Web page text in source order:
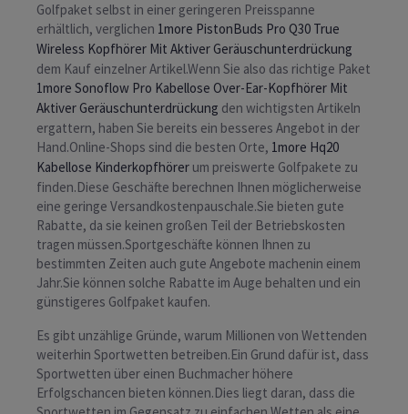
Golfpaket selbst in einer geringeren Preisspanne
erhältlich, verglichen 1more PistonBuds Pro Q30 True
Wireless Kopfhörer Mit Aktiver Geräuschunterdrückung
dem Kauf einzelner Artikel.Wenn Sie also das richtige Paket
1more Sonoflow Pro Kabellose Over-Ear-Kopfhörer Mit
Aktiver Geräuschunterdrückung den wichtigsten Artikeln
ergattern, haben Sie bereits ein besseres Angebot in der
Hand.Online-Shops sind die besten Orte, 1more Hq20
Kabellose Kinderkopfhörer um preiswerte Golfpakete zu
finden.Diese Geschäfte berechnen Ihnen möglicherweise
eine geringe Versandkostenpauschale.Sie bieten gute
Rabatte, da sie keinen großen Teil der Betriebskosten
tragen müssen.Sportgeschäfte können Ihnen zu
bestimmten Zeiten auch gute Angebote machenin einem
Jahr.Sie können solche Rabatte im Auge behalten und ein
günstigeres Golfpaket kaufen.
Es gibt unzählige Gründe, warum Millionen von Wettenden
weiterhin Sportwetten betreiben.Ein Grund dafür ist, dass
Sportwetten über einen Buchmacher höhere
Erfolgschancen bieten können.Dies liegt daran, dass die